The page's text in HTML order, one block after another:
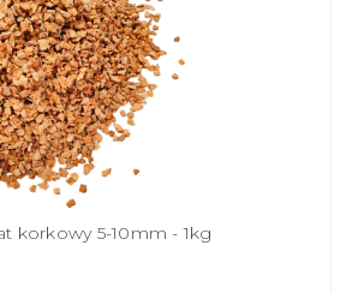
korkowy 5-10mm - 1kg